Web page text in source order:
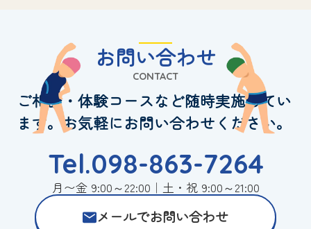
お問い合わせ
CONTACT
ご相談・体験コースなど随時実施してい
ます。お気軽にお問い合わせください。
Tel.098-863-7264
月〜金 9:00～22:00｜土・祝 9:00～21:00
メールでお問い合わせ